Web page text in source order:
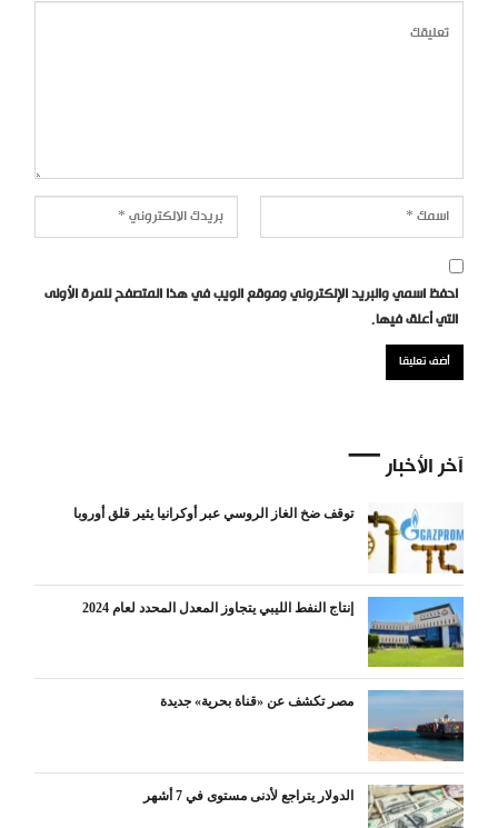
احفظ اسمي والبريد الإلكتروني وموقع الويب في هذا المتصفح للمرة الأولى
التي أعلق فيها.
آخر الأخبار
توقف ضخ الغاز الروسي عبر أوكرانيا يثير قلق أوروبا
إنتاج النفط الليبي يتجاوز المعدل المحدد لعام 2024
مصر تكشف عن «قناة بحرية» جديدة
الدولار يتراجع لأدنى مستوى في 7 أشهر